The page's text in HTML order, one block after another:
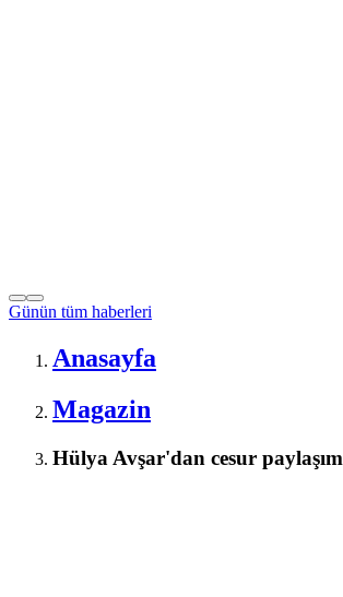
Günün tüm haberleri
Anasayfa
Magazin
Hülya Avşar'dan cesur paylaşım